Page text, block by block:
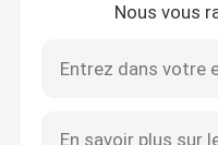
Cas
tuyau sans couture
Nous vous